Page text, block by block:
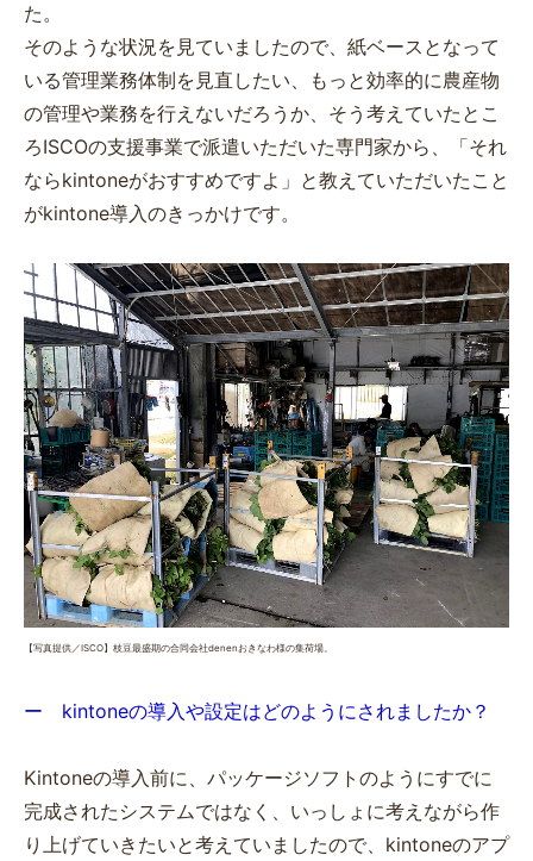
た。
そのような状況を見ていましたので、紙ベースとなって
いる管理業務体制を見直したい、もっと効率的に農産物
の管理や業務を行えないだろうか、そう考えていたとこ
ろISCOの支援事業で派遣いただいた専門家から、「それ
ならkintoneがおすすめですよ」と教えていただいたこと
がkintone導入のきっかけです。
【写真提供／ISCO】枝豆最盛期の合同会社denenおきなわ様の集荷場。
ー kintoneの導入や設定はどのようにされましたか？
Kintoneの導入前に、パッケージソフトのようにすでに
完成されたシステムではなく、いっしょに考えながら作
り上げていきたいと考えていましたので、kintoneのアプ